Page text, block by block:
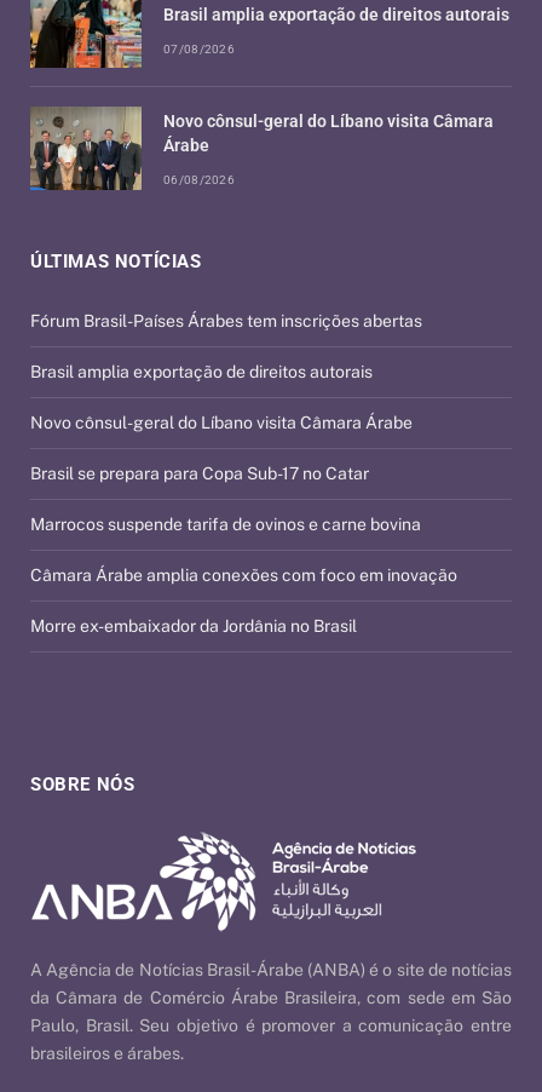
SOBRE NÓS
A Agência de Notícias Brasil-Árabe (ANBA) é o site de notícias
da Câmara de Comércio Árabe Brasileira, com sede em São
Paulo, Brasil. Seu objetivo é promover a comunicação entre
brasileiros e árabes.
ÚLTIMAS NOTÍCIAS
Fórum Brasil-Países Árabes tem inscrições abertas
Brasil amplia exportação de direitos autorais
Novo cônsul-geral do Líbano visita Câmara Árabe
Brasil se prepara para Copa Sub-17 no Catar
Marrocos suspende tarifa de ovinos e carne bovina
Câmara Árabe amplia conexões com foco em inovação
Morre ex-embaixador da Jordânia no Brasil
Brasil amplia exportação de direitos autorais
07/08/2026
Novo cônsul-geral do Líbano visita Câmara
Árabe
06/08/2026